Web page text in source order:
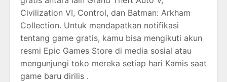
Civilization VI, Control, dan Batman: Arkham
Collection. Untuk mendapatkan notifikasi
tentang game gratis, kamu bisa mengikuti akun
resmi Epic Games Store di media sosial atau
mengunjungi toko mereka setiap hari Kamis saat
game baru dirilis .